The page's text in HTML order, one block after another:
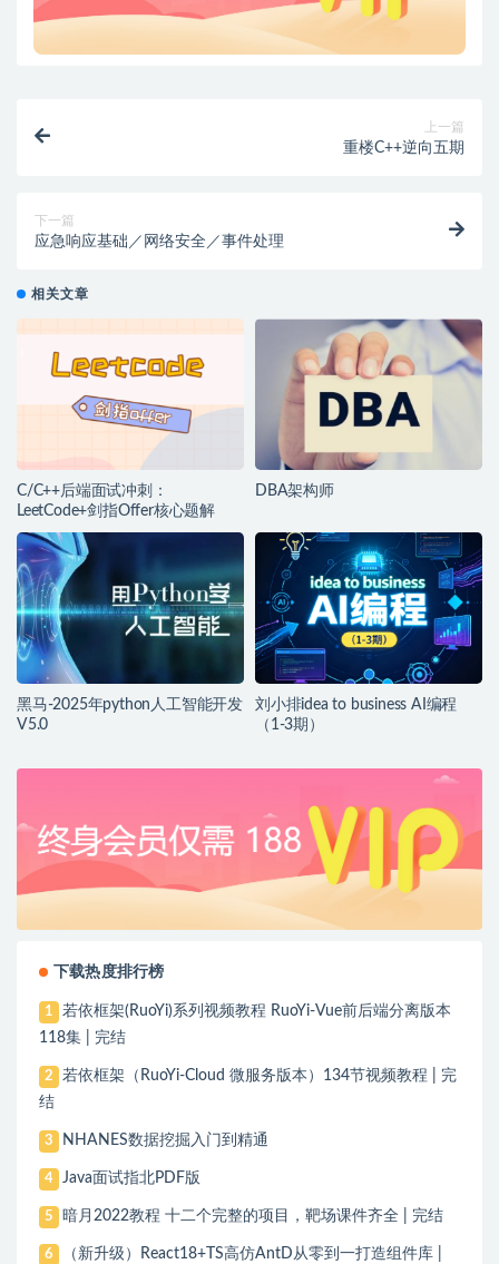
上一篇
重楼C++逆向五期
下一篇
应急响应基础／网络安全／事件处理
相关文章
C/C++后端面试冲刺：
LeetCode+剑指Offer核心题解
DBA架构师
黑马-2025年python人工智能开发
V5.0
刘小排idea to business AI编程
（1-3期）
下载热度排行榜
1
若依框架(RuoYi)系列视频教程 RuoYi-Vue前后端分离版本
118集 | 完结
2
若依框架（RuoYi-Cloud 微服务版本）134节视频教程 | 完
结
3 NHANES数据挖掘入门到精通
4 Java面试指北PDF版
5 暗月2022教程 十二个完整的项目，靶场课件齐全 | 完结
6 （新升级）React18+TS高仿AntD从零到一打造组件库 |